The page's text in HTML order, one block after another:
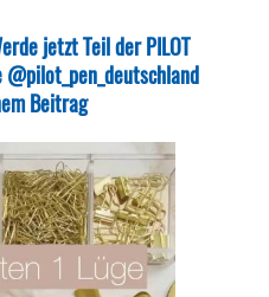
jetzt Teil der PILOT
Beitrag